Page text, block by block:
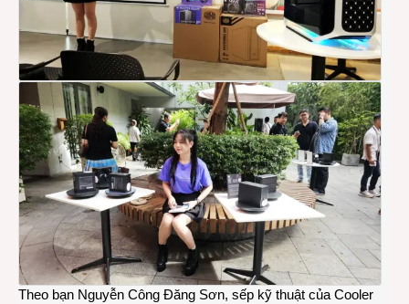
Theo bạn Nguyễn Công Đăng Sơn, sếp kỹ thuật của Cooler